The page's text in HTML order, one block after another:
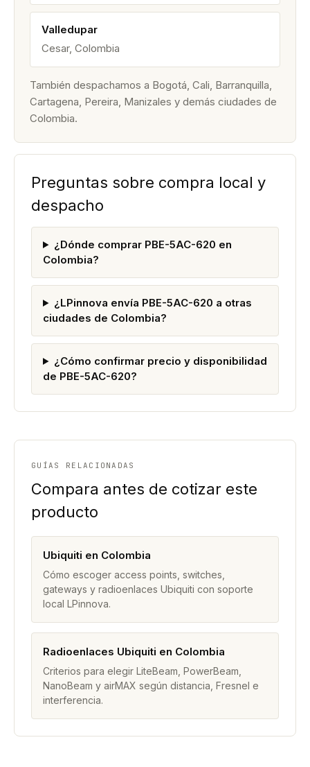
Valledupar
Cesar, Colombia
También despachamos a Bogotá, Cali, Barranquilla,
Cartagena, Pereira, Manizales y demás ciudades de
Colombia.
Preguntas sobre compra local y
despacho
¿Dónde comprar PBE-5AC-620 en
Colombia?
¿LPinnova envía PBE-5AC-620 a otras
ciudades de Colombia?
¿Cómo confirmar precio y disponibilidad
de PBE-5AC-620?
GUÍAS RELACIONADAS
Compara antes de cotizar este
producto
Ubiquiti en Colombia
Cómo escoger access points, switches,
gateways y radioenlaces Ubiquiti con soporte
local LPinnova.
Radioenlaces Ubiquiti en Colombia
Criterios para elegir LiteBeam, PowerBeam,
NanoBeam y airMAX según distancia, Fresnel e
interferencia.